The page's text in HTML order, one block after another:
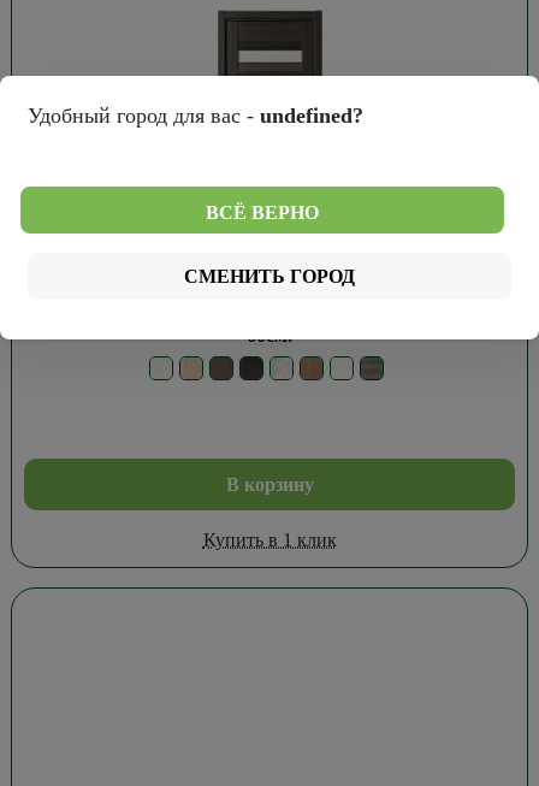
9 029₽
60см.
В корзину
Купить в 1 клик
Удобный город для вас - undefined?
ВСЁ ВЕРНО
СМЕНИТЬ ГОРОД